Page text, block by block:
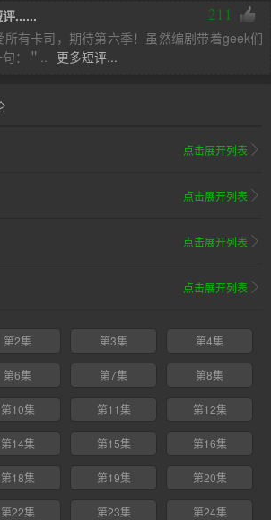
...... 211
有卡司，期待第六季！虽然编剧带着geek们
：＂.. 更多短评...
点击展开列表
点击展开列表
点击展开列表
点击展开列表
第2集 第3集 第4集
第6集 第7集 第8集
第10集 第11集 第12集
第14集 第15集 第16集
第18集 第19集 第20集
第22集 第23集 第24集